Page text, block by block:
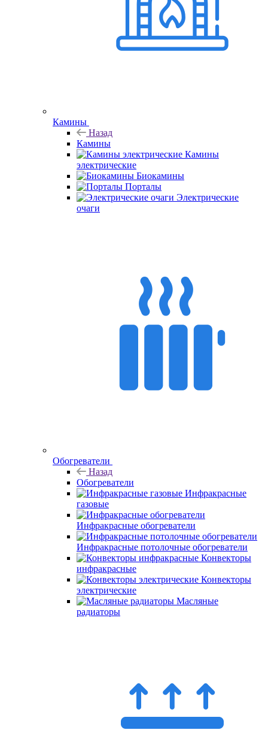
Камины
Назад
Камины
Камины
электрические
Биокамины
Порталы
Электрические
очаги
Обогреватели
Назад
Обогреватели
Инфракрасные
газовые
Инфракрасные обогреватели
Инфракрасные потолочные обогреватели
Конвекторы
инфракрасные
Конвекторы
электрические
Масляные
радиаторы